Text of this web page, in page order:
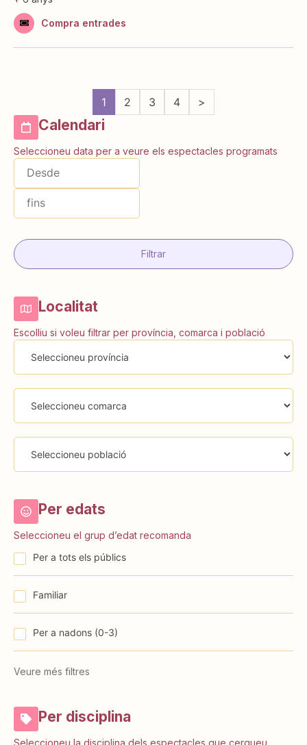
Calendari
Seleccioneu data per a veure els espectacles programats
Filtrar
Localitat
Escolliu si voleu filtrar per província, comarca i població
Per edats
Seleccioneu el grup d’edat recomanda
Per a tots els públics
Familiar
⁠⁠Per a nadons (0-3)
Veure més filtres
Per disciplina
Seleccioneu la disciplina dels espectacles que cerqueu
Compra entrades
1 2 3 4 >